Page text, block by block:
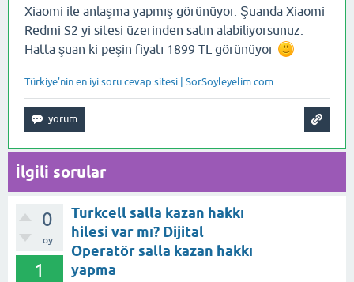
Xiaomi ile anlaşma yapmış görünüyor. Şuanda Xiaomi
Redmi S2 yi sitesi üzerinden satın alabiliyorsunuz.
Hatta şuan ki peşin fiyatı 1899 TL görünüyor
Türkiye'nin en iyi soru cevap sitesi | SorSoyleyelim.com
İlgili sorular
0
oy
1
Turkcell salla kazan hakkı
hilesi var mı? Dijital
Operatör salla kazan hakkı
yapma